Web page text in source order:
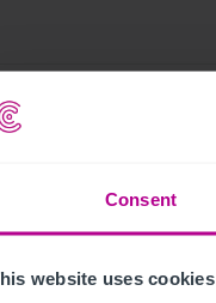
Consent
website uses cookies